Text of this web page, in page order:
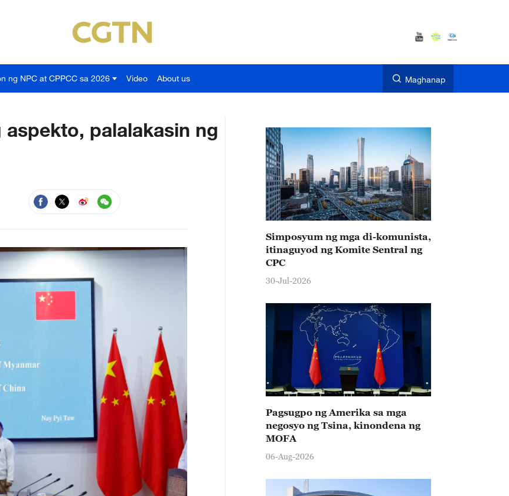
ng NPC at CPPCC sa 2026 Video About us Maghanap
palalakasin ng
Simposyum ng mga di-komunista,
itinaguyod ng Komite Sentral ng
CPC
30-Jul-2026
Pagsugpo ng Amerika sa mga
negosyo ng Tsina, kinondena ng
MOFA
06-Aug-2026